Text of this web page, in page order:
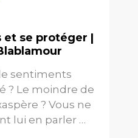
et se protéger |
sentiments
? Le moindre de
? Vous ne
lui en parler …